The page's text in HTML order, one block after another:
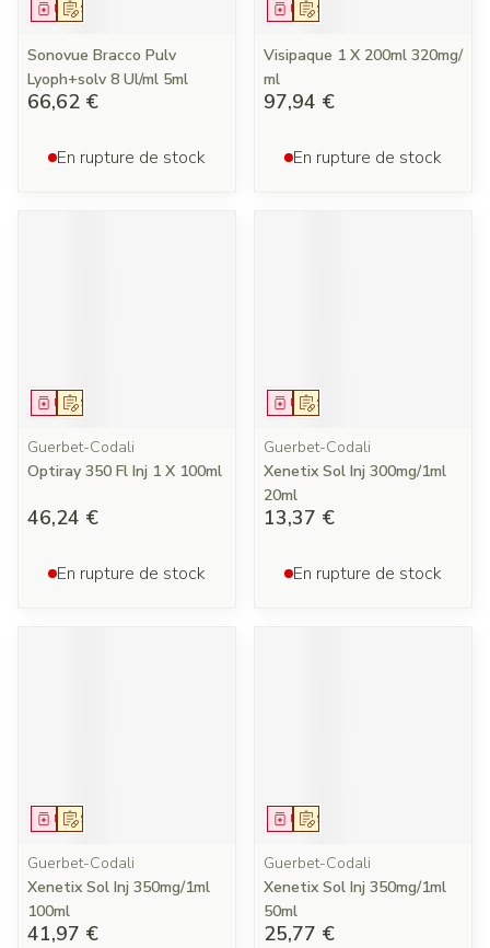
Sur prescription
Médicament
Sonovue Bracco Pulv
Lyoph+solv 8 Ul/ml 5ml
66,62 €
En rupture de stock
Sur prescription
Médicament
Visipaque 1 X 200ml 320mg/
ml
97,94 €
En rupture de stock
Sur prescription
Médicament
Guerbet-Codali
Optiray 350 Fl Inj 1 X 100ml
46,24 €
En rupture de stock
Sur prescription
Médicament
Guerbet-Codali
Xenetix Sol Inj 300mg/1ml
20ml
13,37 €
En rupture de stock
Sur prescription
Médicament
Guerbet-Codali
Xenetix Sol Inj 350mg/1ml
100ml
41,97 €
Sur prescription
Médicament
Guerbet-Codali
Xenetix Sol Inj 350mg/1ml
50ml
25,77 €